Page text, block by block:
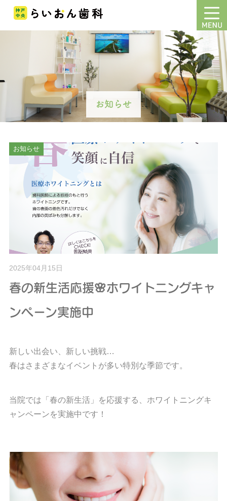
お知らせ
お知らせ
2025年04月15日
春の新生活応援🌸ホワイトニングキャ
ンペーン実施中
新しい出会い、新しい挑戦…
春はさまざまなイベントが多い特別な季節です。
当院では「春の新生活」を応援する、ホワイトニングキ
ャンペーンを実施中です！